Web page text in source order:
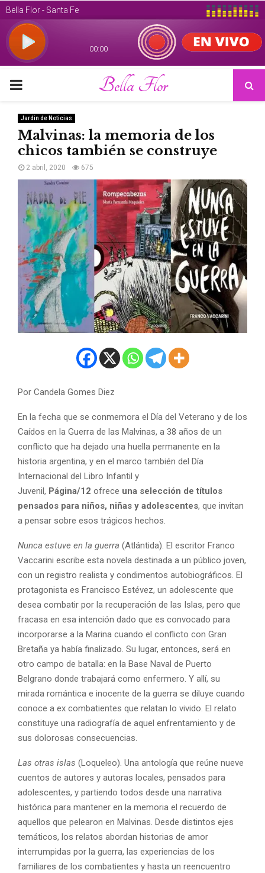
PRIMARY
MENU
Bella Flor
Jardin de Noticias
Malvinas: la memoria de los
chicos también se construye
2 abril, 2020 675
Por Candela Gomes Diez
En la fecha que se conmemora el Día del Veterano y de los
Caídos en la Guerra de las Malvinas, a 38 años de un
conflicto que ha dejado una huella permanente en la
historia argentina, y en el marco también del Día
Internacional del Libro Infantil y
Juvenil, Página/12 ofrece una selección de títulos
pensados para niños, niñas y adolescentes, que invitan
a pensar sobre esos trágicos hechos.
Nunca estuve en la guerra (Atlántida). El escritor Franco
Vaccarini escribe esta novela destinada a un público joven,
con un registro realista y condimentos autobiográficos. El
protagonista es Francisco Estévez, un adolescente que
desea combatir por la recuperación de las Islas, pero que
fracasa en esa intención dado que es convocado para
incorporarse a la Marina cuando el conflicto con Gran
Bretaña ya había finalizado. Su lugar, entonces, será en
otro campo de batalla: en la Base Naval de Puerto
Belgrano donde trabajará como enfermero. Y allí, su
mirada romántica e inocente de la guerra se diluye cuando
conoce a ex combatientes que relatan lo vivido. El relato
constituye una radiografía de aquel enfrentamiento y de
sus dolorosas consecuencias.
Las otras islas (Loqueleo). Una antología que reúne nueve
cuentos de autores y autoras locales, pensados para
adolescentes, y partiendo todos desde una narrativa
histórica para mantener en la memoria el recuerdo de
aquellos que pelearon en Malvinas. Desde distintos ejes
temáticos, los relatos abordan historias de amor
interrumpidas por la guerra, las experiencias de los
familiares de los combatientes y hasta un reencuentro